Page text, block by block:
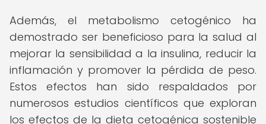
Además, el metabolismo cetogénico ha
demostrado ser beneficioso para la salud al
mejorar la sensibilidad a la insulina, reducir la
inflamación y promover la pérdida de peso.
Estos efectos han sido respaldados por
numerosos estudios científicos que exploran
los efectos de la dieta cetogénica sostenible